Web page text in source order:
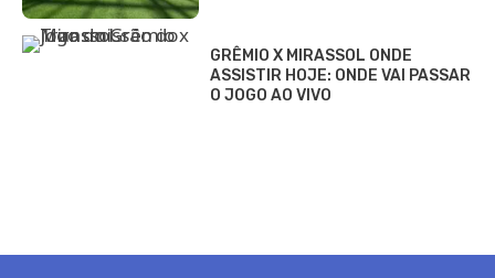
GRÊMIO X MIRASSOL ONDE
ASSISTIR HOJE: ONDE VAI PASSAR
O JOGO AO VIVO